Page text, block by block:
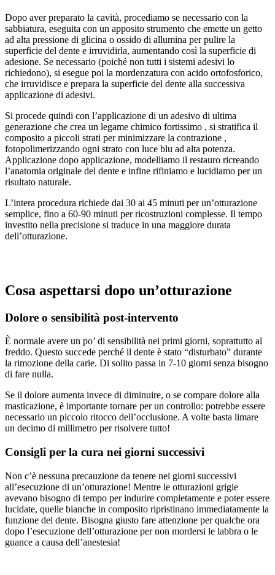
Dopo aver preparato la cavità, procediamo se necessario con la
sabbiatura, eseguita con un apposito strumento che emette un getto
ad alta pressione di glicina o ossido di allumina per pulire la
superficie del dente e irruvidirla, aumentando così la superficie di
adesione. Se necessario (poiché non tutti i sistemi adesivi lo
richiedono), si esegue poi la mordenzatura con acido ortofosforico,
che irruvidisce e prepara la superficie del dente alla successiva
applicazione di adesivi.
Si procede quindi con l’applicazione di un adesivo di ultima
generazione che crea un legame chimico fortissimo , si stratifica il
composito a piccoli strati per minimizzare la contrazione ,
fotopolimerizzando ogni strato con luce blu ad alta potenza.
Applicazione dopo applicazione, modelliamo il restauro ricreando
l’anatomia originale del dente e infine rifiniamo e lucidiamo per un
risultato naturale.
L’intera procedura richiede dai 30 ai 45 minuti per un’otturazione
semplice, fino a 60-90 minuti per ricostruzioni complesse. Il tempo
investito nella precisione si traduce in una maggiore durata
dell’otturazione.
Cosa aspettarsi dopo un’otturazione
Dolore o sensibilità post-intervento
È normale avere un po’ di sensibilità nei primi giorni, soprattutto al
freddo. Questo succede perché il dente è stato “disturbato” durante
la rimozione della carie. Di solito passa in 7-10 giorni senza bisogno
di fare nulla.
Se il dolore aumenta invece di diminuire, o se compare dolore alla
masticazione, è importante tornare per un controllo: potrebbe essere
necessario un piccolo ritocco dell’occlusione. A volte basta limare
un decimo di millimetro per risolvere tutto!
Consigli per la cura nei giorni successivi
Non c’è nessuna precauzione da tenere nei giorni successivi
all’esecuzione di un’otturazione! Mentre le otturazioni grigie
avevano bisogno di tempo per indurire completamente e poter essere
lucidate, quelle bianche in composito ripristinano immediatamente la
funzione del dente. Bisogna giusto fare attenzione per qualche ora
dopo l’esecuzione dell’otturazione per non mordersi le labbra o le
guance a causa dell’anestesia!